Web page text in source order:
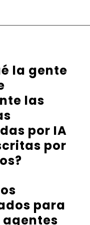
la gente
las
por IA
por
para
agentes